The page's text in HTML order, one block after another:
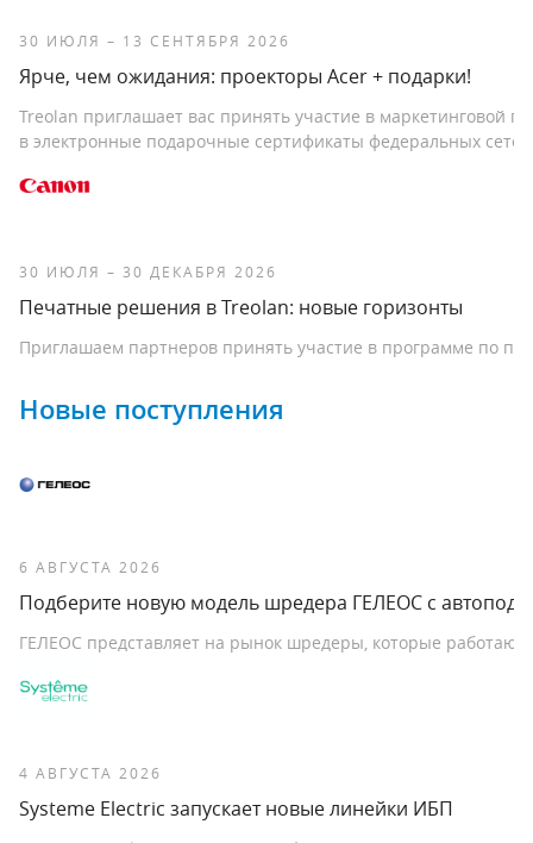
30 ИЮЛЯ – 13 СЕНТЯБРЯ 2026
Ярче, чем ожидания: проекторы Acer + подарки!
Treolan приглашает вас принять участие в маркетинговой
в электронные подарочные сертификаты федеральных
30 ИЮЛЯ – 30 ДЕКАБРЯ 2026
Печатные решения в Treolan: новые горизонты
Приглашаем партнеров принять участие в программе по
Новые поступления
6 АВГУСТА 2026
Подберите новую модель шредера ГЕЛЕОС с
ГЕЛЕОС представляет на рынок шредеры, которые работают
4 АВГУСТА 2026
Systeme Electric запускает новые линейки ИБП